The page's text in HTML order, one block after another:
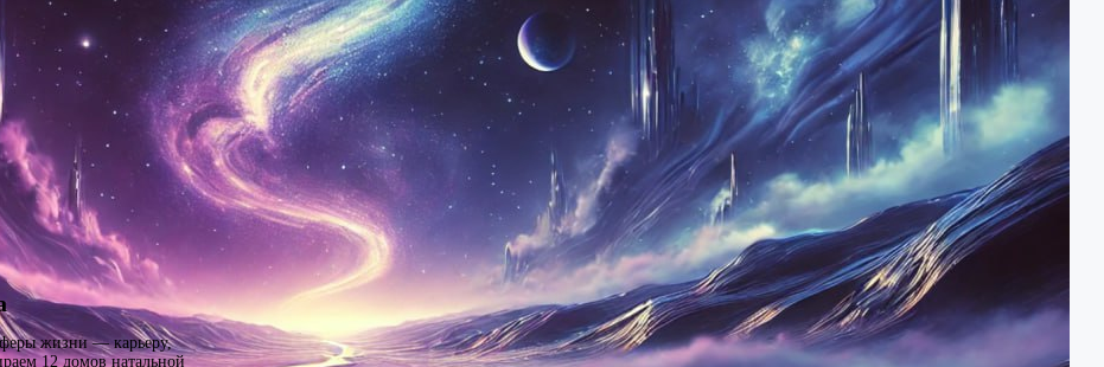
жизни — карьеру,
12 домов натальной